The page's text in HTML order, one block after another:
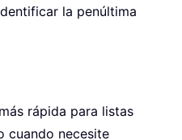
la penúltima
rápida para listas
cuando necesite